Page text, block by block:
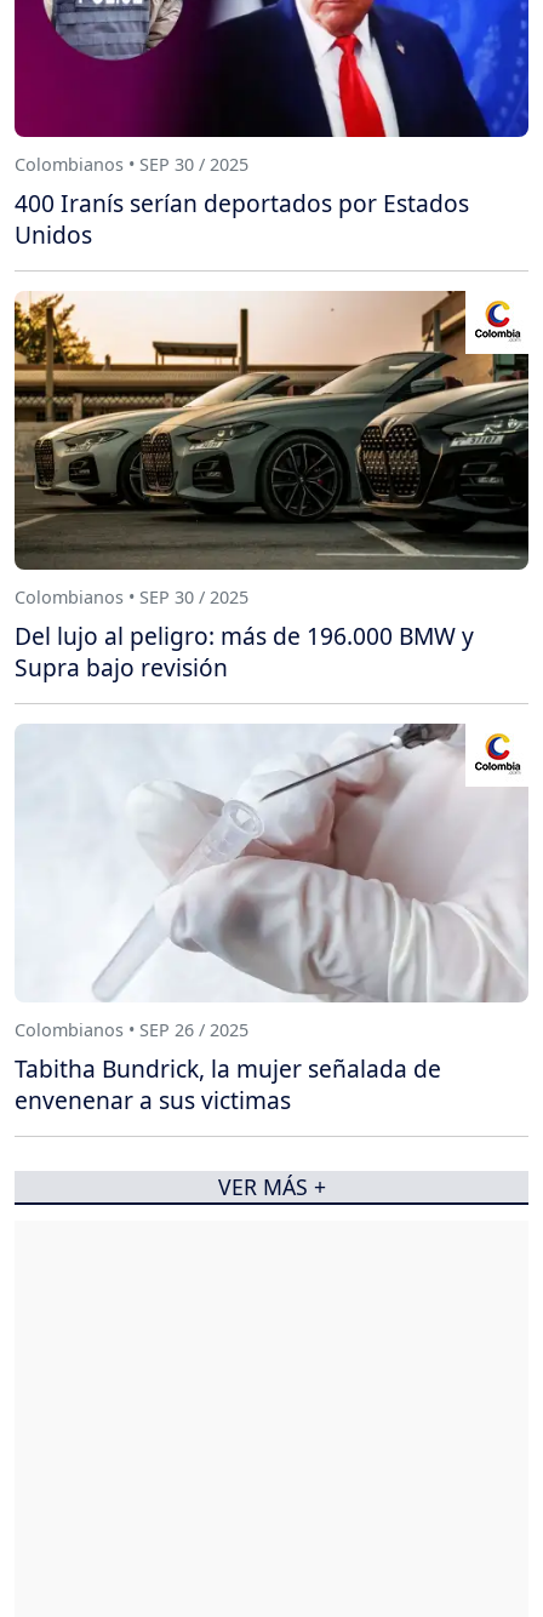
Colombianos • SEP 30 / 2025
400 Iranís serían deportados por Estados
Unidos
Colombianos • SEP 30 / 2025
Del lujo al peligro: más de 196.000 BMW y
Supra bajo revisión
Colombianos • SEP 26 / 2025
Tabitha Bundrick, la mujer señalada de
envenenar a sus victimas
VER MÁS +